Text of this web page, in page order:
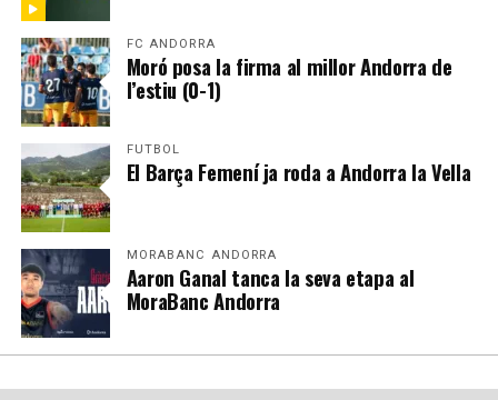
FC ANDORRA
Moró posa la firma al millor Andorra de
l’estiu (0-1)
FUTBOL
El Barça Femení ja roda a Andorra la Vella
MORABANC ANDORRA
Aaron Ganal tanca la seva etapa al
MoraBanc Andorra